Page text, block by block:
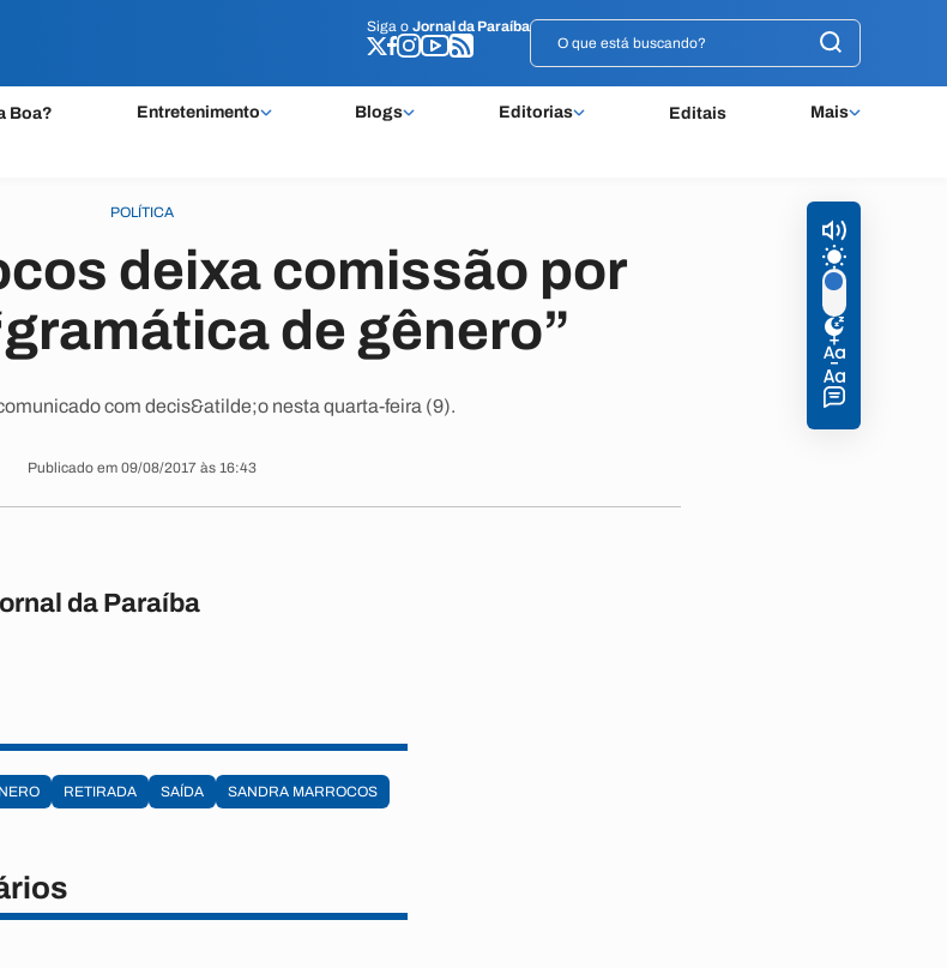
Siga o Jornal da Paraíba
Boa? Entretenimento Blogs Editorias Editais Mais
Siga o Jornal da Paraíba
POLÍTICA
deixa comissão por
de gênero”
com decis&atilde;o nesta quarta-feira (9).
Publicado em 09/08/2017 às 16:43
da Paraíba
RETIRADA SAÍDA SANDRA MARROCOS